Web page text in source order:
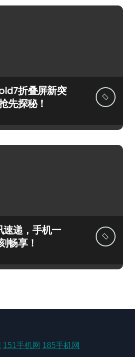
折叠屏新突
先探秘！
速递，手机一
畅享！
151手机网 185手机网